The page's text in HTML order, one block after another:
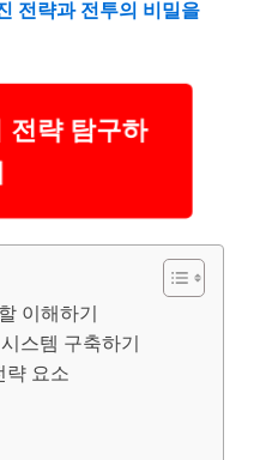
전략과 전투의 비밀을
전략 탐구하
이해하기
스템 구축하기
략 요소